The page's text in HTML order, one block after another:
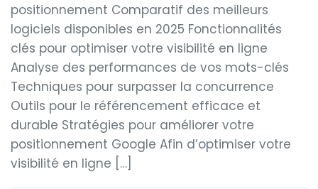
positionnement Comparatif des meilleurs
logiciels disponibles en 2025 Fonctionnalités
clés pour optimiser votre visibilité en ligne
Analyse des performances de vos mots-clés
Techniques pour surpasser la concurrence
Outils pour le référencement efficace et
durable Stratégies pour améliorer votre
positionnement Google Afin d’optimiser votre
visibilité en ligne […]